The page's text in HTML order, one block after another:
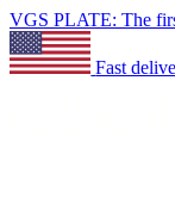
VGS PLATE: The
Fast